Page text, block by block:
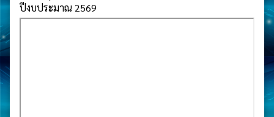
ปีงบประมาณ 2569